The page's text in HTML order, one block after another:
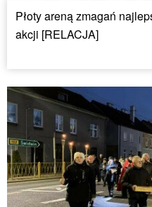
Płoty areną zmagań
akcji [RELACJA]